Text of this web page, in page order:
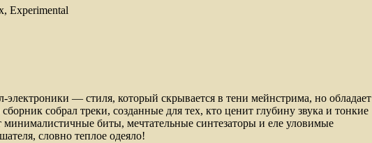
Experimental
электроники — стиля, который скрывается в тени мейнстрима, но обладает
собрал треки, созданные для тех, кто ценит глубину звука и тонкие
биты, мечтательные синтезаторы и еле уловимые
словно теплое одеяло!